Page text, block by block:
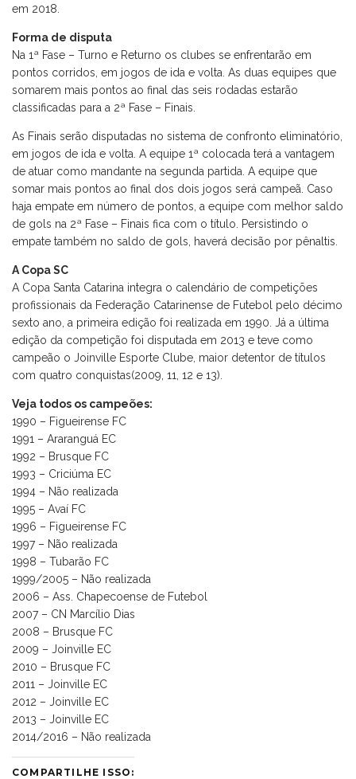
em 2018.
Forma de disputa
Na 1ª Fase – Turno e Returno os clubes se enfrentarão em
pontos corridos, em jogos de ida e volta. As duas equipes que
somarem mais pontos ao final das seis rodadas estarão
classificadas para a 2ª Fase – Finais.
As Finais serão disputadas no sistema de confronto eliminatório,
em jogos de ida e volta. A equipe 1ª colocada terá a vantagem
de atuar como mandante na segunda partida. A equipe que
somar mais pontos ao final dos dois jogos será campeã. Caso
haja empate em número de pontos, a equipe com melhor saldo
de gols na 2ª Fase – Finais fica com o título. Persistindo o
empate também no saldo de gols, haverá decisão por pênaltis.
A Copa SC
A Copa Santa Catarina integra o calendário de competições
profissionais da Federação Catarinense de Futebol pelo décimo
sexto ano, a primeira edição foi realizada em 1990. Já a última
edição da competição foi disputada em 2013 e teve como
campeão o Joinville Esporte Clube, maior detentor de títulos
com quatro conquistas(2009, 11, 12 e 13).
Veja todos os campeões:
1990 – Figueirense FC
1991 – Araranguá EC
1992 – Brusque FC
1993 – Criciúma EC
1994 – Não realizada
1995 – Avaí FC
1996 – Figueirense FC
1997 – Não realizada
1998 – Tubarão FC
1999/2005 – Não realizada
2006 – Ass. Chapecoense de Futebol
2007 – CN Marcílio Dias
2008 – Brusque FC
2009 – Joinville EC
2010 – Brusque FC
2011 – Joinville EC
2012 – Joinville EC
2013 – Joinville EC
2014/2016 – Não realizada
COMPARTILHE ISSO: